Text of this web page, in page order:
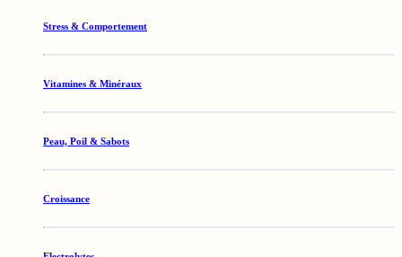
Stress & Comportement
Vitamines & Minéraux
Peau, Poil & Sabots
Croissance